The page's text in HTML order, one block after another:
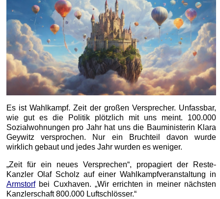
Es ist Wahlkampf. Zeit der großen Versprecher. Unfassbar,
wie gut es die Politik plötzlich mit uns meint. 100.000
Sozialwohnungen pro Jahr hat uns die Bauministerin Klara
Geywitz versprochen. Nur ein Bruchteil davon wurde
wirklich gebaut und jedes Jahr wurden es weniger.
„Zeit für ein neues Versprechen“, propagiert der Reste-
Kanzler Olaf Scholz auf einer Wahlkampfveranstaltung in
Armstorfbei Cuxhaven. „Wir errichten in meiner nächsten
Kanzlerschaft 800.000 Luftschlösser.“